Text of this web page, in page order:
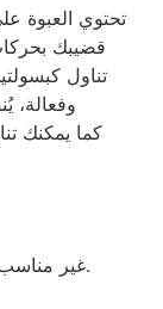
قضيبك
تناول
غير مناسب للأفراد الذين تقل أعمارهم عن 18 عاماً.